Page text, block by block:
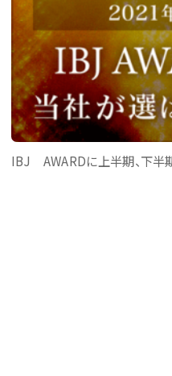
IBJ AWARDに上半期、下半